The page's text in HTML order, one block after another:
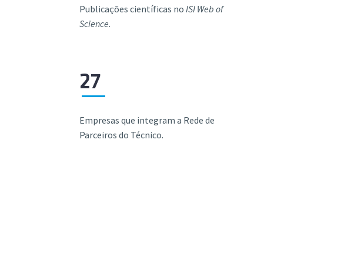
Publicações científicas no ISI Web of
Science.
27
Empresas que integram a Rede de
Parceiros do Técnico.